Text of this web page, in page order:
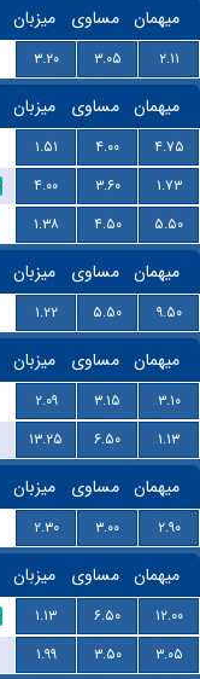
میزبان مساوی میهمان
۳.۲۰ ۳.۰۵
۲.۱۱
میزبان مساوی میهمان
۱.۵۱ ۴.۰۰
۴.۷۵
۴.۰۰ ۳.۶۰
۱.۷۳
۱.۳۸ ۴.۵۰
۵.۵۰
میزبان مساوی میهمان
۱.۲۲ ۵.۵۰
۹.۵۰
میزبان مساوی میهمان
۲.۰۹ ۳.۱۵
۳.۱۰
۱۳.۲۵ ۶.۵۰
۱.۱۳
میزبان مساوی میهمان
۲.۳۰ ۳.۰۰
۲.۹۰
میزبان مساوی میهمان
۱.۱۳ ۶.۵۰
۱۲.۰۰
۱.۹۹ ۳.۵۰
۳.۰۵